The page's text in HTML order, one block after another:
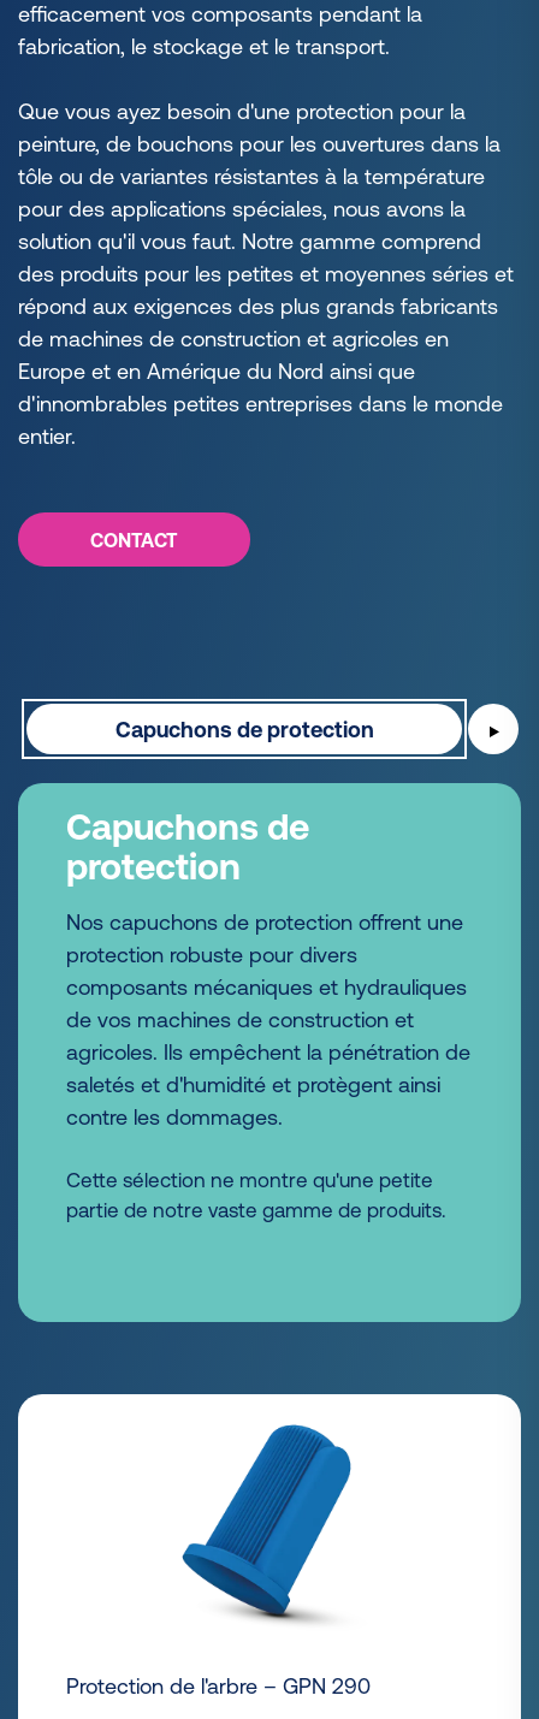
efficacement vos composants pendant la
fabrication, le stockage et le transport.
Que vous ayez besoin d'une protection pour la
peinture, de bouchons pour les ouvertures dans la
tôle ou de variantes résistantes à la température
pour des applications spéciales, nous avons la
solution qu'il vous faut. Notre gamme comprend
des produits pour les petites et moyennes séries et
répond aux exigences des plus grands fabricants
de machines de construction et agricoles en
Europe et en Amérique du Nord ainsi que
d'innombrables petites entreprises dans le monde
entier.
CONTACT
Capuchons de protection ▶
Capuchons de
protection
Nos capuchons de protection offrent une
protection robuste pour divers
composants mécaniques et hydrauliques
de vos machines de construction et
agricoles. Ils empêchent la pénétration de
saletés et d'humidité et protègent ainsi
contre les dommages.
Cette sélection ne montre qu'une petite
partie de notre vaste gamme de produits.
Protection de l'arbre – GPN 290